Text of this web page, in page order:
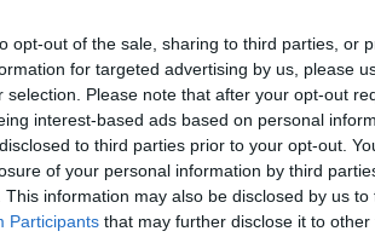
opt-out of the sale, sharing to third parties, or
for targeted advertising by us, please
selection. Please note that after your opt-out
interest-based ads based on personal
to third parties prior to your opt-out.
of your personal information by third
This information may also be disclosed by us
Participants that may further disclose it to other
róla, hogy ne legyen olyan derűs a
csak ugyanazon mantrák
Az online összekapcsoltság nem
el, amelyben „mindenki bezárja
a hozzá hasonlókkal.
„bőség éveinek” elmúltával az